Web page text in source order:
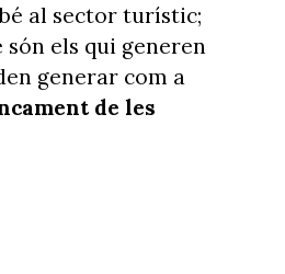
al sector turístic;
són els qui generen
generar com a
de les